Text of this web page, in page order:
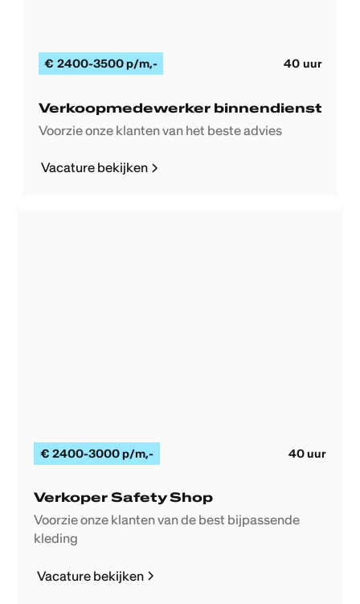
€ 2400-3500 p/m,- 40 uur
Verkoopmedewerker binnendienst
Voorzie onze klanten van het beste advies
Vacature bekijken
€ 2400-3000 p/m,- 40uur
Verkoper Safety Shop
Voorzie onze klanten van de best bijpassende
kleding
Vacature bekijken